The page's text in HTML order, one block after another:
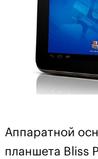
Аппаратной
планшета Bliss